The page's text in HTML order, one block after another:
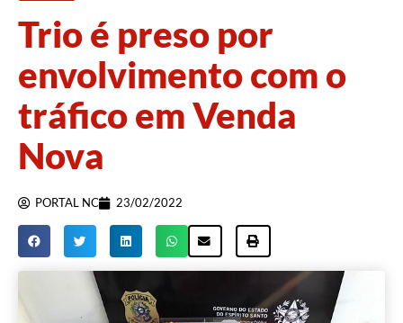
Trio é preso por
envolvimento com o
tráfico em Venda
Nova
PORTAL NC 23/02/2022